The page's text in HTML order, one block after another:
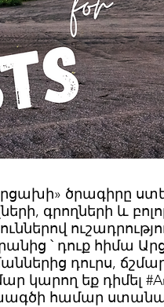
ծրագիրը
գրողների և
՝ դուք հիմա
դուրս,
եք դիմել
համար ստանալ